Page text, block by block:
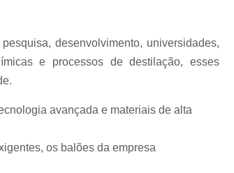
Balão
Balão Volumétrico 500ml
Balão Volumétrico de Fundo Chato
Banho Maria
Banho Maria Equipamento de
desenvolvimento, universidades,
e processos de destilação, esses
avançada e materiais de alta
os balões da empresa